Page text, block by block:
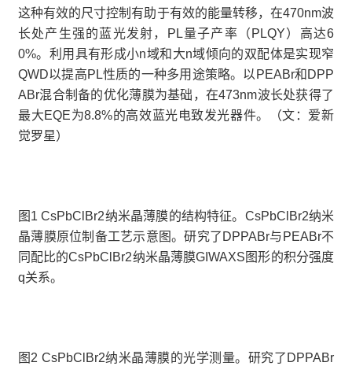
这种有效的尺寸控制有助于有效的能量转移，在470nm波
长处产生强的蓝光发射，PL量子产率（PLQY）高达6
0%。利用具有形成小n域和大n域倾向的双配体是实现窄
QWD以提高PL性质的一种多用途策略。以PEABr和DPP
ABr混合制备的优化薄膜为基础，在473nm波长处获得了
最大EQE为8.8%的高效蓝光电致发光器件。（文：爱新
觉罗星）
图1 CsPbClBr2纳米晶薄膜的结构特征。CsPbClBr2纳米
晶薄膜原位制备工艺示意图。研究了DPPABr与PEABr不
同配比的CsPbClBr2纳米晶薄膜GIWAXS图形的积分强度
q关系。
图2 CsPbClBr2纳米晶薄膜的光学测量。研究了DPPABr